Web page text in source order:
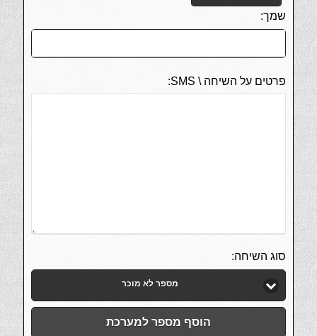
שמך:
פרטים על השיחה \ SMS:
סוג השיחה:
מספר לא מוכר
הוסף מספר למערכת